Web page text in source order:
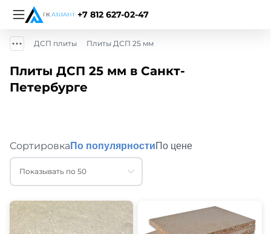
+7 812 627-02-47
ДСП плиты Плиты ДСП 25 мм
Плиты ДСП 25 мм в Санкт-
Петербурге
Сортировка По популярностиПо цене
Показывать по 50